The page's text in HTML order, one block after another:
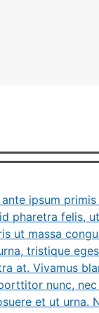
ipsum
pharetra felis,
ut massa
tristique
at. Vivamus
nunc,
et ut urna.